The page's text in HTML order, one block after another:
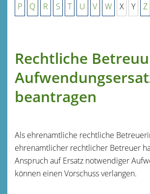
P Q R S T U V W X Y Z
Rechtliche
beantragen
Als ehrenamtliche rechtliche
ehrenamtlicher rechtlicher Betreuer
Anspruch auf Ersatz notwendiger
können einen Vorschuss verlangen.